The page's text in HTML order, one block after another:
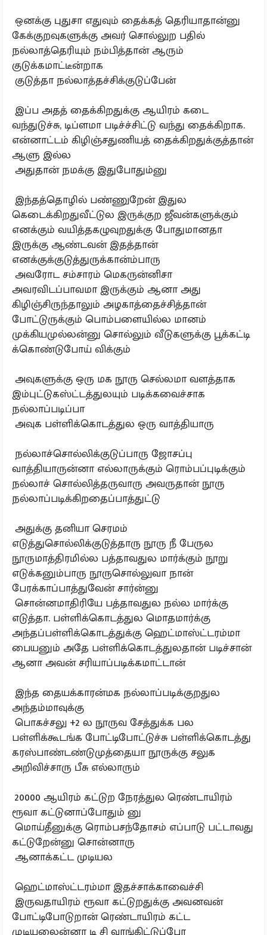
ஒனக்கு புதுசா எதுவும் தைக்கத் தெரியாதான்னு
கேக்குறவுகளுக்கு அவர் சொல்லுற பதில்
நல்லாத்தெரியும் நம்பித்தான் ஆரும்
குடுக்கமாட்டீன்றாக
குடுத்தா நல்லாத்தச்சிக்குடுப்பேன்
இப்ப அதத் தைக்கிறதுக்கு ஆயிரம் கடை
வந்துடுச்சு, டிப்ளமா படிச்ச்சிட்டு வந்து தைக்கிறாக.
என்னாட்டம் கிழிஞ்சதுணியத் தைக்கிறதுக்குத்தான்
ஆளு இல்ல
அதுதான் நமக்கு இதுபோதும்னு
இந்தத்தொழில் பண்ணுறேன் இதுல
கெடைக்கிறதுவீட்டுல இருக்குற ஜீவன்களுக்கும்
எனக்கும் வயித்தகழுவுறதுக்கு போதுமானதா
இருக்கு ஆண்டவன் இதத்தான்
எனக்குக்குடுத்துருக்கான்ம்பாரு
அவரோட சம்சாரம் மெகருன்னிசா
அவரவிடப்பாவமா இருக்கும் ஆனா அது
கிழிஞ்சிருந்தாலும் அழகாத்தைச்சித்தான்
போட்டுருக்கும் பொம்பளையில்ல மானம்
முக்கியமுல்லன்னு சொல்லும் வீடுகளுக்கு பூக்கட்டி
க்கொண்டுபோய் விக்கும்
அவுகளுக்கு ஒரு மக நூரு செல்லமா வளத்தாக
இம்புட்டுகஸ்ட்டத்துலயும் படிக்கவைச்சாக
நல்லாப்படிப்பா
அவுக பள்ளிக்கொடத்துல ஒரு வாத்தியாரு
நல்லாச்சொல்லிக்குடுப்பாரு ஜோசப்பு
வாத்தியாருன்னா எல்லாருக்கும் ரொம்பப்புடிக்கும்
நல்லாச் சொல்லித்தருவாரு அவருதான் நூரு
நல்லாப்படிக்கிறதைப்பாத்துட்டு
அதுக்கு தனியா செரமம்
எடுத்துசொல்லிக்குடுத்தாரு நூரு நீ பேருல
நூருமாத்திரமில்ல பத்தாவதுல மார்க்கும் நூறு
எடுக்கனும்பாரு நூருசொல்லுவா நான்
பேரக்காப்பாத்துவேன் சார்ன்னு
சொன்னமாதிரியே பத்தாவதுல நல்ல மார்க்கு
எடுத்தா. பள்ளிக்கொடத்துல மொதமார்க்கு
அந்தப்பள்ளிக்கொடத்துக்கு ஹெட்மாஸ்ட்டரம்மா
பையனும் அதே பள்ளிக்கொடத்துலதான் படிச்சான்
ஆனா அவன் சரியாப்படிக்கமாட்டான்
இந்த தையக்காரன்மக நல்லாப்படிக்குறதுல
அந்தம்மாவுக்கு
பொகச்சலு +2 ல நூருவ சேத்துக்க பல
பள்ளிக்கூடங்க போட்டிபோட்டுச்சு பள்ளிக்கொடத்து
கரஸ்பாண்டண்டுமுத்தையா நூருக்கு சலுக
அறிவிச்சாரு பீசு எல்லாரும்
20000 ஆயிரம் கட்டுற நேரத்துல ரெண்டாயிரம்
ரூவா கட்டுனாப்போதும் னு
மொய்தீனுக்கு ரொம்பசந்தோசம் எப்பாடு பட்டாவது
கட்டுறேன்னு சொன்னாரு
ஆனாக்கட்ட முடியல
ஹெட்மாஸ்ட்டரம்மா இதச்சாக்காவைச்சி
இருவதாயிரம் ரூவா கட்டுறதுக்கு அவனவன்
போட்டிபோடுறான் ரெண்டாயிரம் கட்ட
முடியலைன்னா டி சி வாங்கிட்டுப்போ